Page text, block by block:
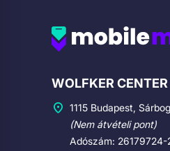
Cégadatok
WOLFKER
1115 Budapest,
(Nem átvételi pont)
Adószám: